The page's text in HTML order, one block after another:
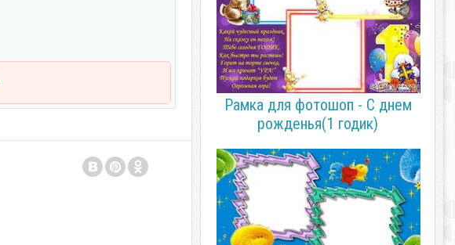
Рамка для фотошоп - С днем
рожденья(1 годик)